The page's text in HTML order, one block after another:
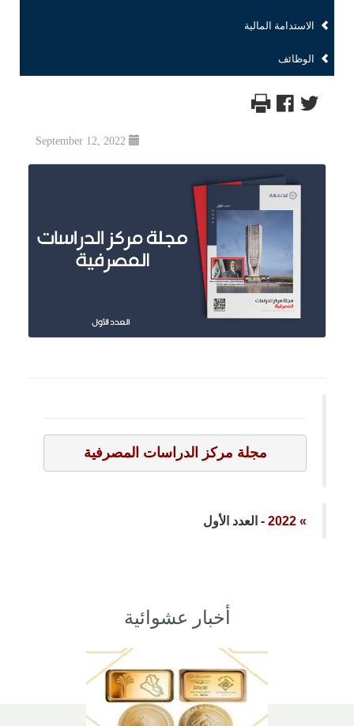
الاستدامة المالية
الوظائف
مجلة مركز الدراسات المصرفية
» 2022 - العدد الأول
أخبار عشوائية